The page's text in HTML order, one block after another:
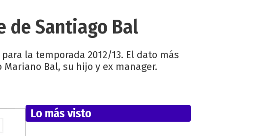
de Santiago Bal
la temporada 2012/13. El dato más
Bal, su hijo y ex manager.
Lo más visto